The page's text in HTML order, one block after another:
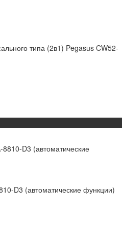
типа (2в1) Pegasus CW52-
D3 (автоматические функции)